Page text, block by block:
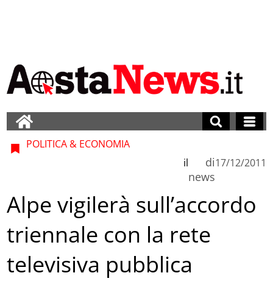
POLITICA & ECONOMIA
di
news
il 17/12/2011
Alpe vigilerà sull’accordo
triennale con la rete
televisiva pubblica